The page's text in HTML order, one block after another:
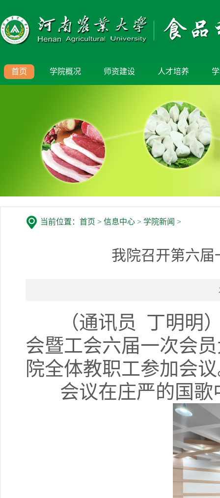
首页 学院概况 师资建设 人才培养
当前位置： 首页 > 信息中心 > 学院新闻 >
我院召开第六
（通讯员 丁明明）
会暨工会六届一次会
院全体教职工参加会
会议在庄严的国歌